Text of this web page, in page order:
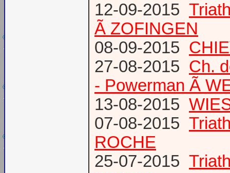
12-09-2015
Ã ZOFINGEN
08-09-2015
27-08-2015 Ch.
- Powerman Ã
13-08-2015
07-08-2015
ROCHE
25-07-2015